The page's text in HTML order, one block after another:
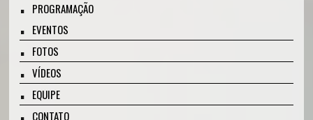
PROGRAMAÇÃO
EVENTOS
FOTOS
VÍDEOS
EQUIPE
CONTATO